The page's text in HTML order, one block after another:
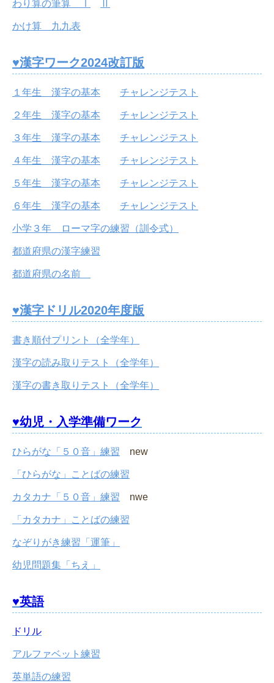
わり算の筆算 Ⅰ
かけ算 九九表
♥漢字ワーク2024改訂版
１年生 漢字の基本 チャレンジテスト
２年生 漢字の基本 チャレンジテスト
３年生 漢字の基本 チャレンジテスト
４年生 漢字の基本 チャレンジテスト
５年生 漢字の基本 チャレンジテスト
６年生 漢字の基本 チャレンジテスト
小学３年 ローマ字の練習（訓令式）
都道府県の漢字練習
都道府県の名前
♥漢字ドリル2020年度版
書き順付プリント（全学年）
漢字の読み取りテスト（全学年）
漢字の書き取りテスト（全学年）
♥幼児・入学準備ワーク
ひらがな「５０音」練習 new
「ひらがな」ことばの練習
カタカナ「５０音」練習 nwe
「カタカナ」ことばの練習
なぞりがき練習「運筆」
幼児問題集「ちえ」
♥英語
ドリル
アルファベット練習
英単語の練習